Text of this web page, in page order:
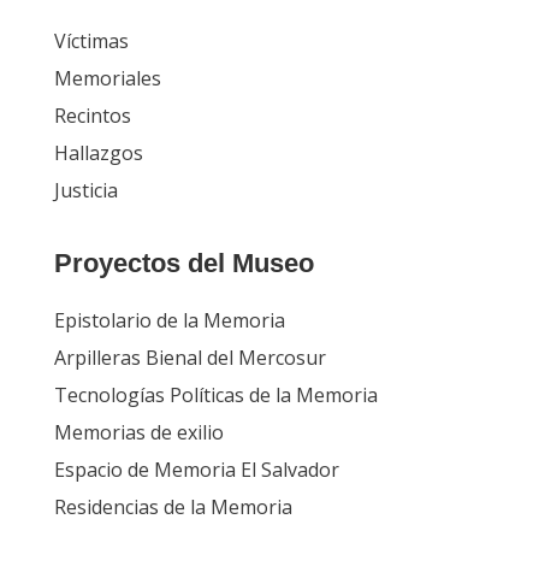
Víctimas
Memoriales
Recintos
Hallazgos
Justicia
Proyectos del Museo
Epistolario de la Memoria
Arpilleras Bienal del Mercosur
Tecnologías Políticas de la Memoria
Memorias de exilio
Espacio de Memoria El Salvador
Residencias de la Memoria